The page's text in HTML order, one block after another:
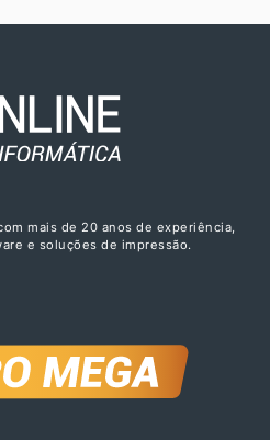
mais de 20 anos de experiência,
e soluções de impressão.